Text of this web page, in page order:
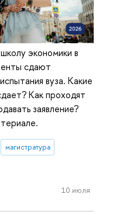
экономики в
сдают
вуза. Какие
Как проходят
заявление?
магистратура
10 июля